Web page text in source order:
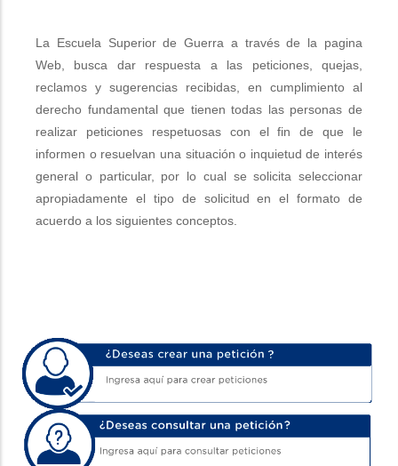
La Escuela Superior de Guerra a través de la pagina
Web, busca dar respuesta a las peticiones, quejas,
reclamos y sugerencias recibidas, en cumplimiento al
derecho fundamental que tienen todas las personas de
realizar peticiones respetuosas con el fin de que le
informen o resuelvan una situación o inquietud de interés
general o particular, por lo cual se solicita seleccionar
apropiadamente el tipo de solicitud en el formato de
acuerdo a los siguientes conceptos.